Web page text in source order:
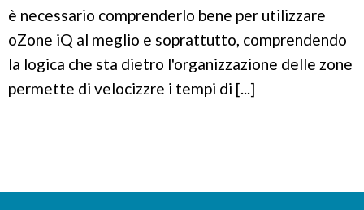
è necessario comprenderlo bene per utilizzare
oZone iQ al meglio e soprattutto, comprendendo
la logica che sta dietro l'organizzazione delle zone
permette di velocizzre i tempi di [...]